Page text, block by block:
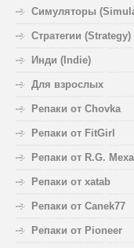
Симуляторы
Стратегии (Strategy)
Инди (Indie)
Для взрослых
Репаки от Chovka
Репаки от FitGirl
Репаки от R.G.
Репаки от xatab
Репаки от Canek77
Репаки от Pioneer